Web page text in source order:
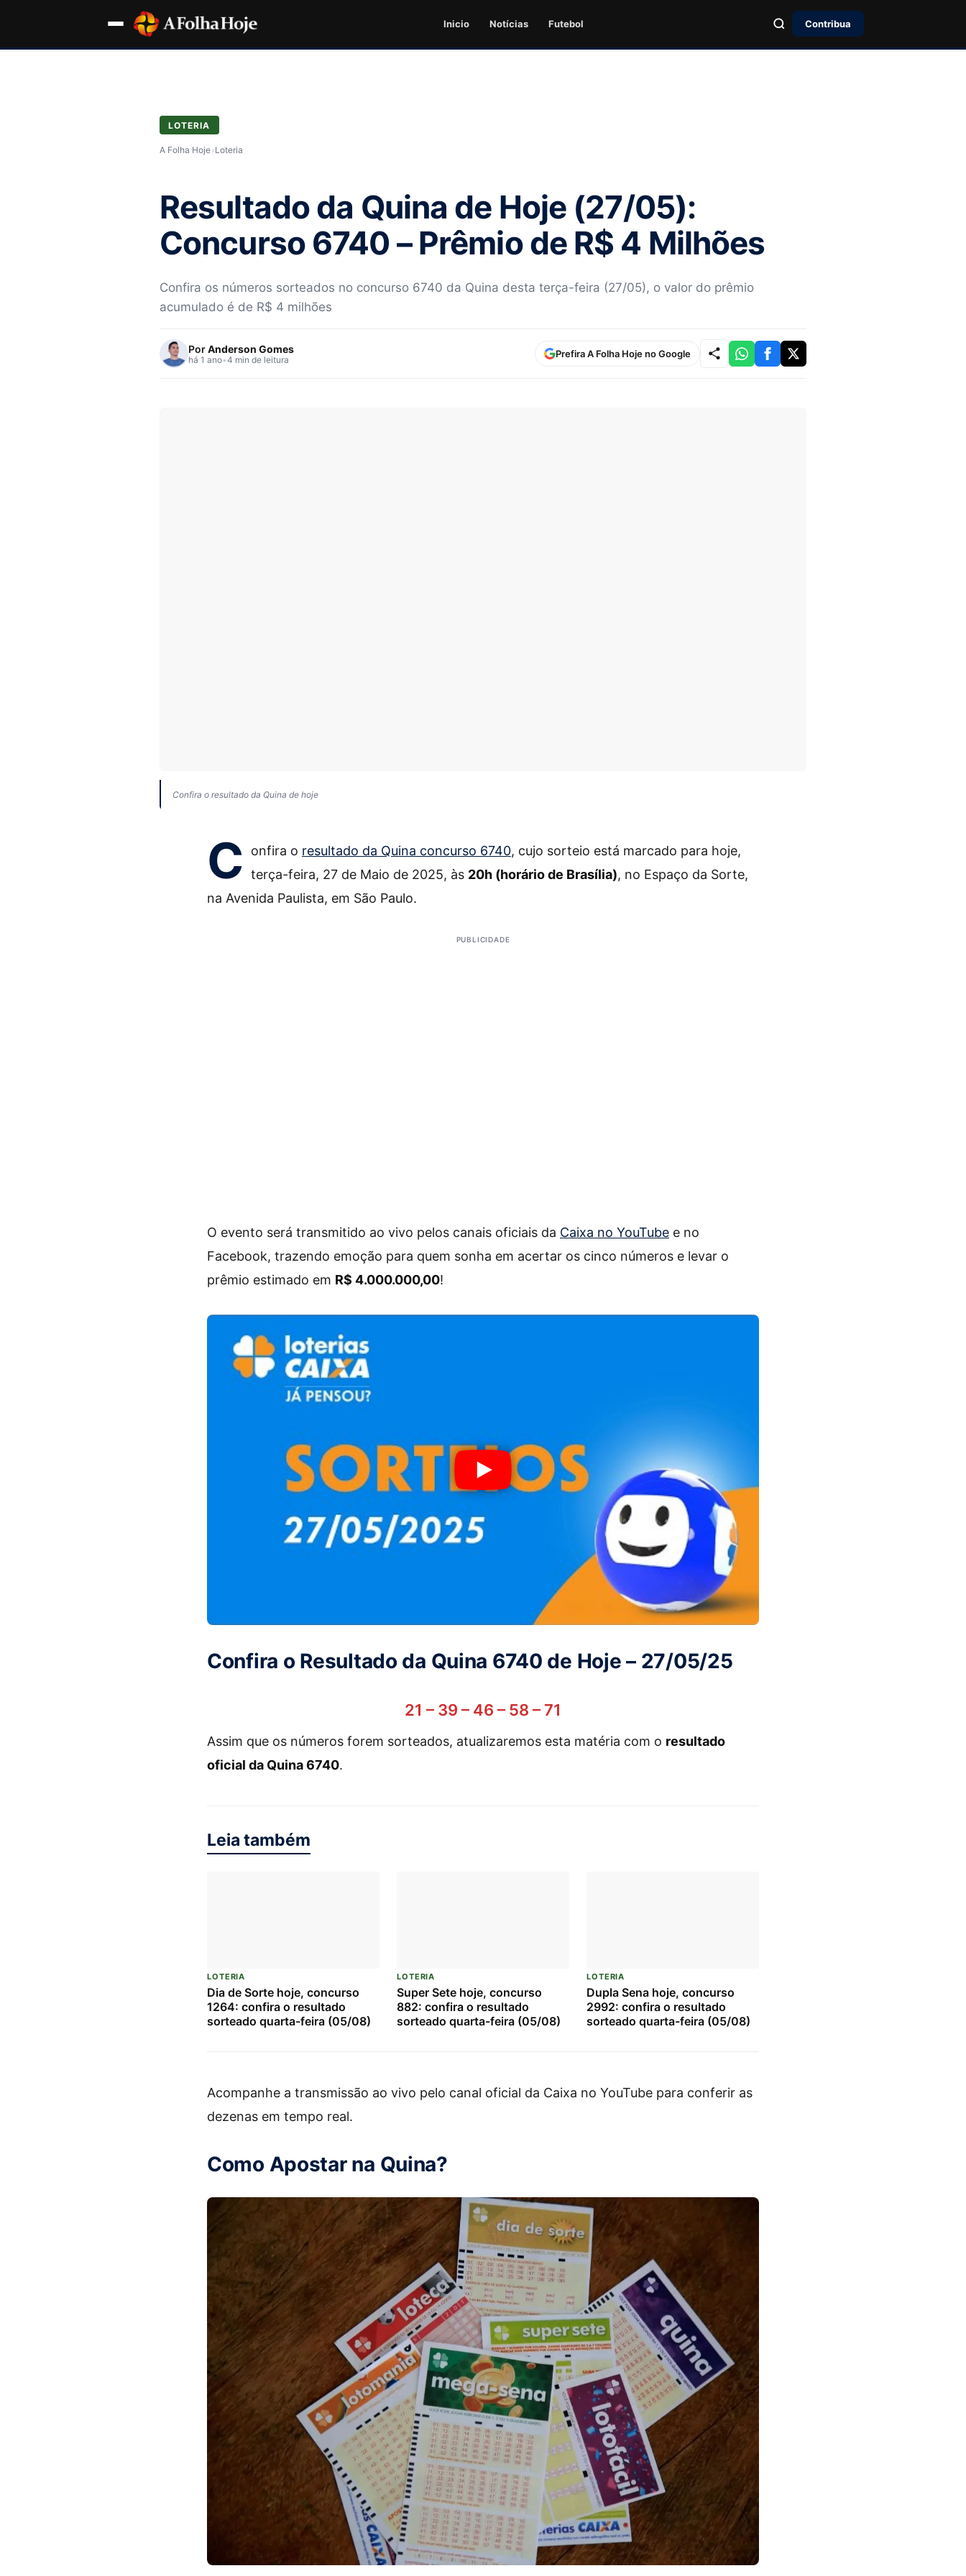
Inicio Notícias Futebol Contribua
LOTERIA
A Folha Hoje› Loteria
Resultado da Quina de Hoje (27/05):
Concurso 6740 – Prêmio de R$ 4 Milhões
Confira os números sorteados no concurso 6740 da Quina desta terça-feira (27/05), o valor do prêmio
acumulado é de R$ 4 milhões
PorAnderson Gomes
há 1 ano•4 min de leitura
Prefira A Folha Hoje no Google
Confira o resultado da Quina de hoje
C onfira o resultado da Quina concurso 6740, cujo sorteio está marcado para hoje,
terça-feira, 27 de Maio de 2025, às 20h (horário de Brasília), no Espaço da Sorte,
na Avenida Paulista, em São Paulo.
PUBLICIDADE
O evento será transmitido ao vivo pelos canais oficiais da Caixa no YouTube e no
Facebook, trazendo emoção para quem sonha em acertar os cinco números e levar o
prêmio estimado em R$ 4.000.000,00!
Confira o Resultado da Quina 6740 de Hoje – 27/05/25
21 – 39 – 46 – 58 – 71
Assim que os números forem sorteados, atualizaremos esta matéria com o resultado
oficial da Quina 6740.
Leia também
LOTERIA
Dia de Sorte hoje, concurso
1264: confira o resultado
sorteado quarta-feira (05/08)
LOTERIA
Super Sete hoje, concurso
882: confira o resultado
sorteado quarta-feira (05/08)
LOTERIA
Dupla Sena hoje, concurso
2992: confira o resultado
sorteado quarta-feira (05/08)
Acompanhe a transmissão ao vivo pelo canal oficial da Caixa no YouTube para conferir as
dezenas em tempo real.
Como Apostar na Quina?